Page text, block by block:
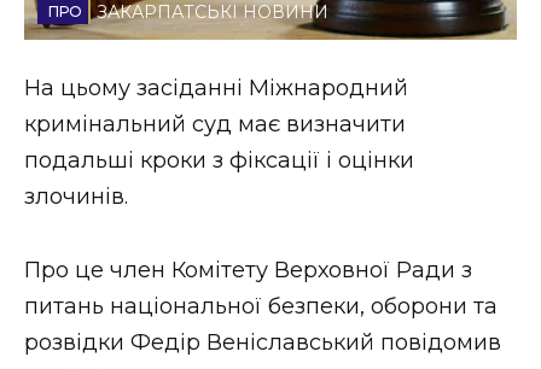
Стиль життя
Втрачений Ужгород (відеоверсія)
НОВИНИ ЗАХІДНОЇ УКРАЇНИ
ЗАКАРПАТСЬКІ НОВИНИ
На цьому засіданні Міжнародний
кримінальний суд має визначити
подальші кроки з фіксації і оцінки
злочинів.
Про це член Комітету Верховної Ради з
питань національної безпеки, оборони та
розвідки Федір Веніславський повідомив